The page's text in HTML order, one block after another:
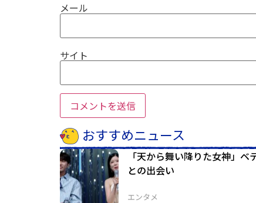
メール
サイト
おすすめニュース
エンタメ
「天から舞い降りた女神」
との出会い